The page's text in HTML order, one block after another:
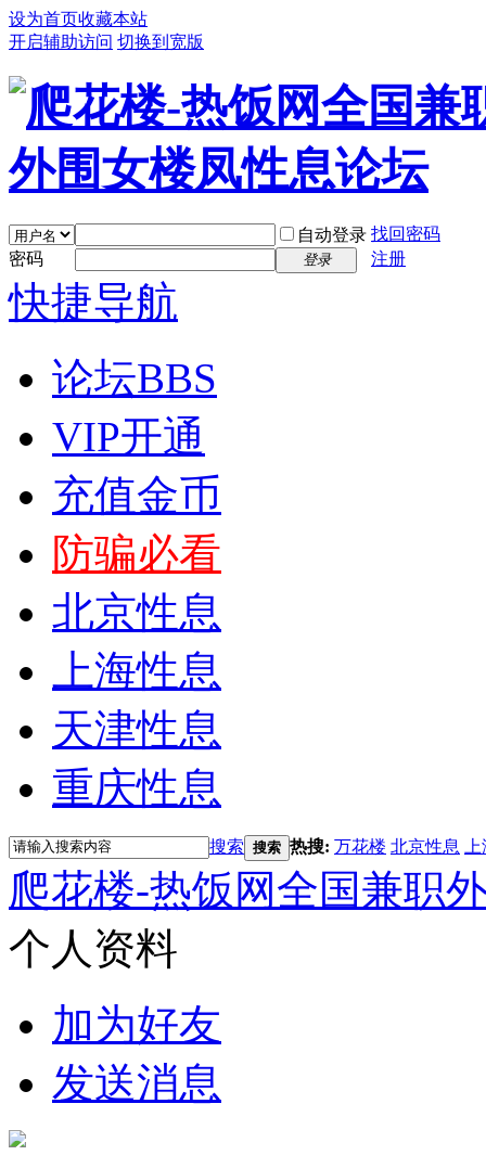
设为首页收藏本站
开启辅助访问 切换到宽版
自动登录 找回密码
密码
登录 注册
快捷导航
论坛BBS
VIP开通
充值金币
防骗必看
北京性息
上海性息
天津性息
重庆性息
搜索 搜索 热搜: 万花楼 北京性息
爬花楼-热饭网全国兼职
个人资料
加为好友
发送消息